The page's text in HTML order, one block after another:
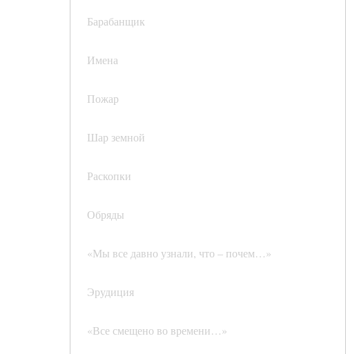
Барабанщик
Имена
Пожар
Шар земной
Раскопки
Обряды
«Мы все давно узнали, что – почем…»
Эрудиция
«Все смещено во времени…»